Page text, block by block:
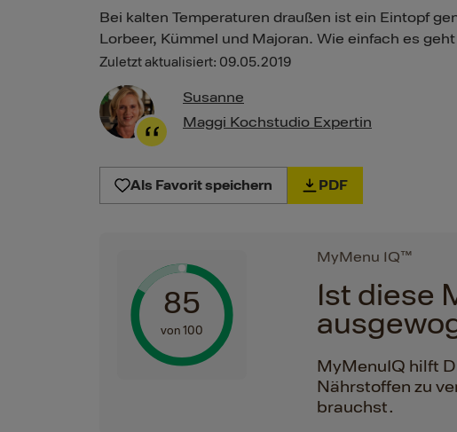
Bei kalten Temperaturen draußen ist ein Eintopf
Lorbeer, Kümmel und Majoran. Wie einfach es
Zuletzt aktualisiert: 09.05.2019
Susanne
Maggi Kochstudio Expertin
Als Favorit speichern PDF
85
von 100
MyMenu IQ™
Ist diese
MyMenuIQ hilft
Nährstoffen zu
brauchst.